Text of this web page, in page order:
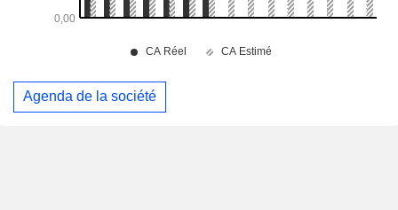
Agenda de la société